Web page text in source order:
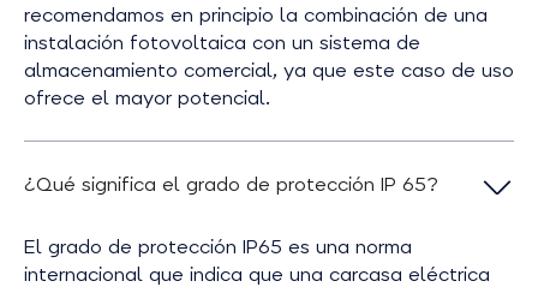
recomendamos en principio la combinación de una
instalación fotovoltaica con un sistema de
almacenamiento comercial, ya que este caso de uso
ofrece el mayor potencial.
¿Qué significa el grado de protección IP 65?
El grado de protección IP65 es una norma
internacional que indica que una carcasa eléctrica